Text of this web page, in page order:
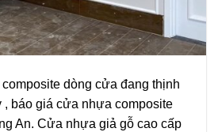
dòng cửa đang thịnh
, báo giá cửa nhựa composite
An. Cửa nhựa giả gỗ cao cấp